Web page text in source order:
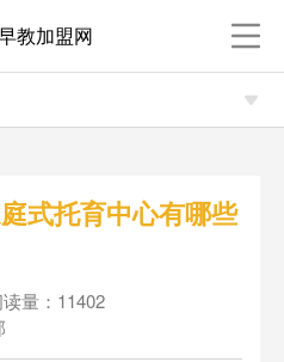
教加盟网
式托育中心有哪些
读量：11402